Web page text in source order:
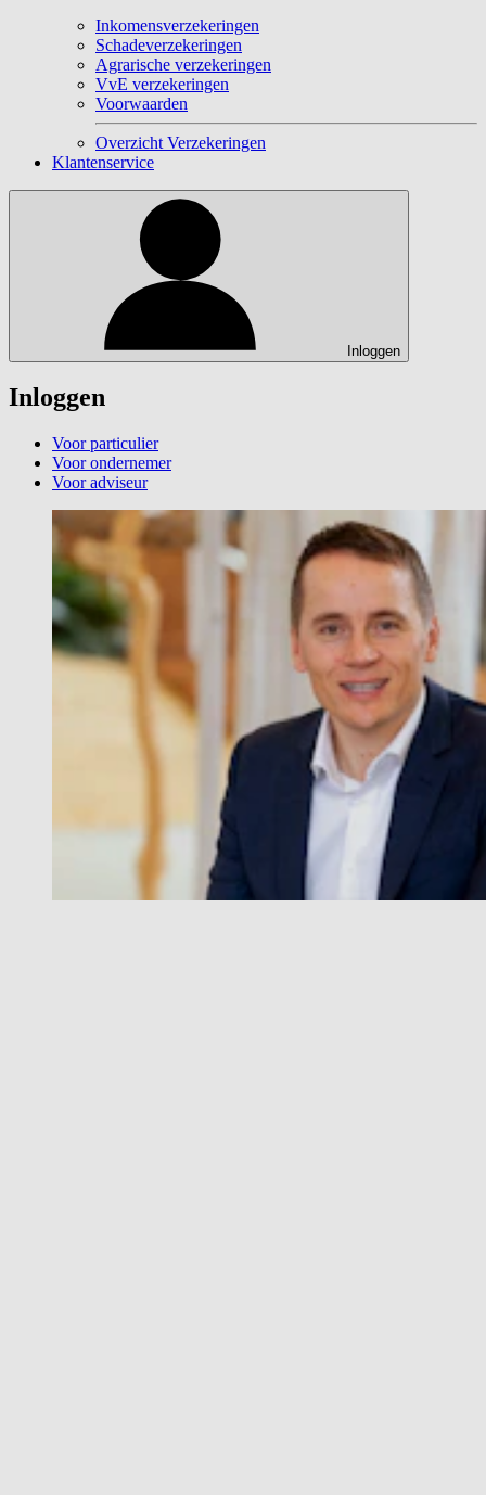
Inkomensverzekeringen
Schadeverzekeringen
Agrarische verzekeringen
VvE verzekeringen
Voorwaarden
Overzicht Verzekeringen
Klantenservice
Inloggen
Inloggen
Voor particulier
Voor ondernemer
Voor adviseur